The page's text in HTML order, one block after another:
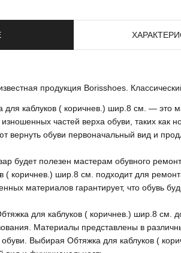
продукция Borisshoes.
для каблуков ( коричнев.) шир.8 см. — это
частей верха обуви, таких как
вернуть обуви первоначальный вид и
будет полезен мастерам обувного
( коричнев.) шир.8 см. подходит для
материалов гарантирует, что обувь
для каблуков ( коричнев.) шир.8 см.
Материалы представлены в
Выбирая Обтяжка для каблуков (